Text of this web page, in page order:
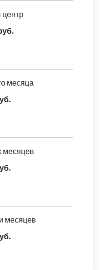
месяца
месяцев
месяцев